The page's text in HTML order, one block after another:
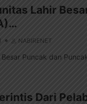
Lahir
NABIRENET
Puncak dan
Dari